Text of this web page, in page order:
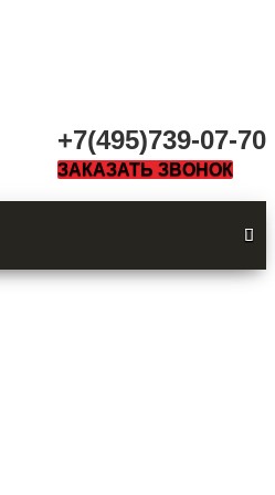
+7(495)739-07-70
ЗАКАЗАТЬ ЗВОНОК